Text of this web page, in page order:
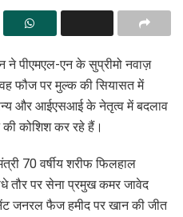
ने पीएमएल-एन के सुप्रीमो नवाज़
वह फौज पर मुल्क की सियासत में
और आईएसआई के नेतृत्व में बदलाव
की कोशिश कर रहे हैं।
70 वर्षीय शरीफ फिलहाल
तौर पर सेना प्रमुख कमर जावेद
जनरल फैज हमीद पर खान की जीत